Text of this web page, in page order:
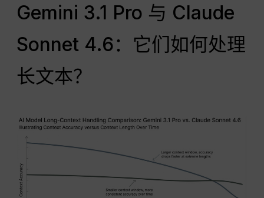
Gemini 3.1 Pro 与 Claude
Sonnet 4.6：它们如何处理
长文本？